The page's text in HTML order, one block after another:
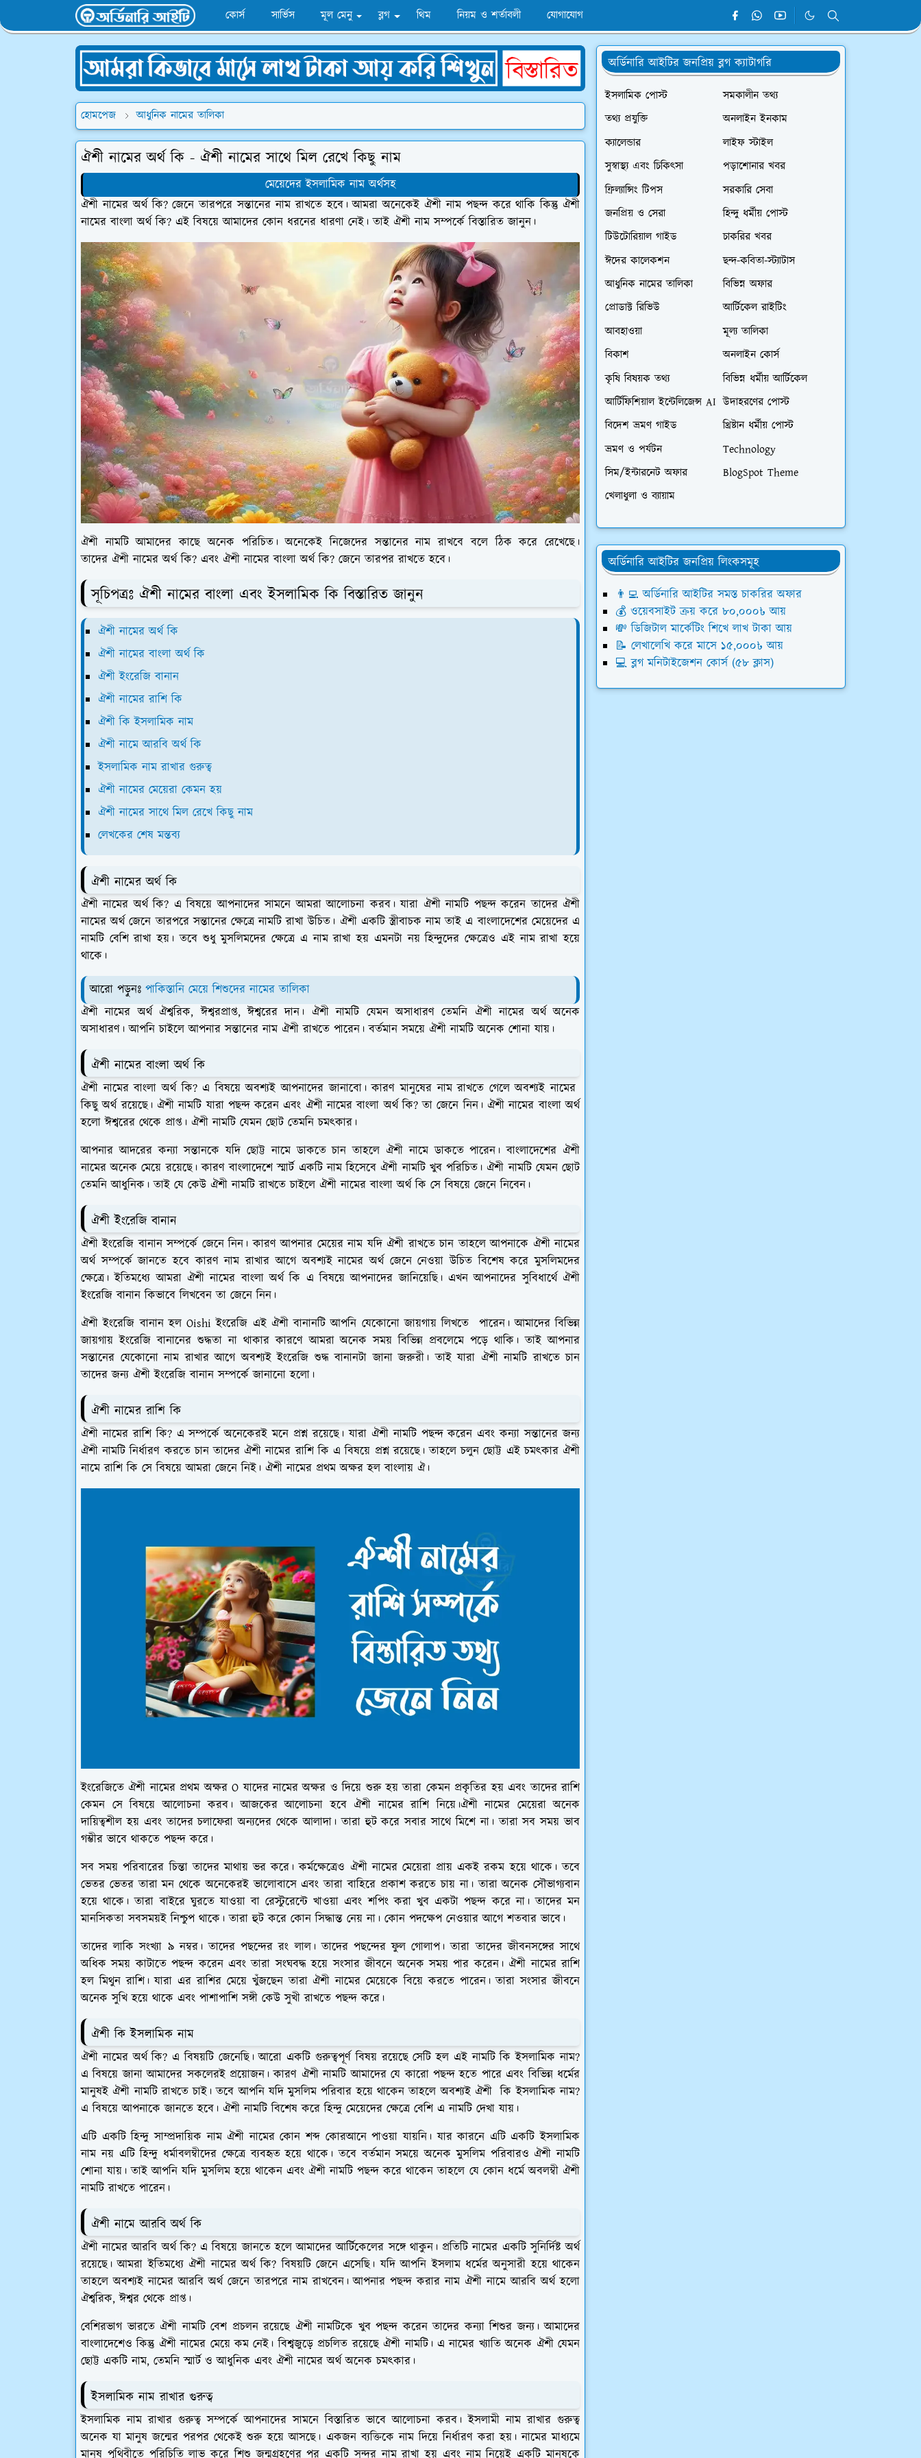
কোর্স সার্ভিস মূল মেনু ব্লগ থিম নিয়ম ও শর্তাবলী যোগাযোগ
হোমপেজ আধুনিক নামের তালিকা
ঐশী নামের অর্থ কি - ঐশী নামের সাথে মিল রেখে কিছু নাম
মেয়েদের ইসলামিক নাম অর্থসহ
ঐশী নামের অর্থ কি? জেনে তারপরে সন্তানের নাম রাখতে হবে। আমরা অনেকেই ঐশী নাম পছন্দ করে থাকি কিন্তু ঐশী
নামের বাংলা অর্থ কি? এই বিষয়ে আমাদের কোন ধরনের ধারণা নেই। তাই ঐশী নাম সম্পর্কে বিস্তারিত জানুন।
ঐশী নামটি আমাদের কাছে অনেক পরিচিত। অনেকেই নিজেদের সন্তানের নাম রাখবে বলে ঠিক করে রেখেছে।
তাদের ঐশী নামের অর্থ কি? এবং ঐশী নামের বাংলা অর্থ কি? জেনে তারপর রাখতে হবে।
সূচিপত্রঃ ঐশী নামের বাংলা এবং ইসলামিক কি বিস্তারিত জানুন
ঐশী নামের অর্থ কি
ঐশী নামের বাংলা অর্থ কি
ঐশী ইংরেজি বানান
ঐশী নামের রাশি কি
ঐশী কি ইসলামিক নাম
ঐশী নামে আরবি অর্থ কি
ইসলামিক নাম রাখার গুরুত্ব
ঐশী নামের মেয়েরা কেমন হয়
ঐশী নামের সাথে মিল রেখে কিছু নাম
লেখকের শেষ মন্তব্য
ঐশী নামের অর্থ কি
ঐশী নামের অর্থ কি? এ বিষয়ে আপনাদের সামনে আমরা আলোচনা করব। যারা ঐশী নামটি পছন্দ করেন তাদের ঐশী
নামের অর্থ জেনে তারপরে সন্তানের ক্ষেত্রে নামটি রাখা উচিত। ঐশী একটি স্ত্রীবাচক নাম তাই এ বাংলাদেশের মেয়েদের এ
নামটি বেশি রাখা হয়। তবে শুধু মুসলিমদের ক্ষেত্রে এ নাম রাখা হয় এমনটা নয় হিন্দুদের ক্ষেত্রেও এই নাম রাখা হয়ে
থাকে।
আরো পড়ুনঃ পাকিস্তানি মেয়ে শিশুদের নামের তালিকা
ঐশী নামের অর্থ ঐশ্বরিক, ঈশ্বরপ্রাপ্ত, ঈশ্বরের দান । ঐশী নামটি যেমন অসাধারণ তেমনি ঐশী নামের অর্থ অনেক
অসাধারণ। আপনি চাইলে আপনার সন্তানের নাম ঐশী রাখতে পারেন। বর্তমান সময়ে ঐশী নামটি অনেক শোনা যায়।
ঐশী নামের বাংলা অর্থ কি
ঐশী নামের বাংলা অর্থ কি? এ বিষয়ে অবশ্যই আপনাদের জানাবো। কারণ মানুষের নাম রাখতে গেলে অবশ্যই নামের
কিছু অর্থ রয়েছে। ঐশী নামটি যারা পছন্দ করেন এবং ঐশী নামের বাংলা অর্থ কি? তা জেনে নিন।ঐশী নামের বাংলা অর্থ
হলো ঈশ্বরের থেকে প্রাপ্ত । ঐশী নামটি যেমন ছোট তেমনি চমৎকার।
আপনার আদরের কন্যা সন্তানকে যদি ছোট্ট নামে ডাকতে চান তাহলে ঐশী নামে ডাকতে পারেন। বাংলাদেশের ঐশী
নামের অনেক মেয়ে রয়েছে। কারণ বাংলাদেশে স্মার্ট একটি নাম হিসেবে ঐশী নামটি খুব পরিচিত। ঐশী নামটি যেমন ছোট
তেমনি আধুনিক। তাই যে কেউ ঐশী নামটি রাখতে চাইলে ঐশী নামের বাংলা অর্থ কি সে বিষয়ে জেনে নিবেন।
ঐশী ইংরেজি বানান
ঐশী ইংরেজি বানান সম্পর্কে জেনে নিন। কারণ আপনার মেয়ের নাম যদি ঐশী রাখতে চান তাহলে আপনাকে ঐশী নামের
অর্থ সম্পর্কে জানতে হবে কারণ নাম রাখার আগে অবশ্যই নামের অর্থ জেনে নেওয়া উচিত বিশেষ করে মুসলিমদের
ক্ষেত্রে। ইতিমধ্যে আমরা ঐশী নামের বাংলা অর্থ কি এ বিষয়ে আপনাদের জানিয়েছি। এখন আপনাদের সুবিধার্থে ঐশী
ইংরেজি বানান কিভাবে লিখবেন তা জেনে নিন।
ঐশী ইংরেজি বানান হল Oishi ইংরেজি এই ঐশী বানানটি আপনি যেকোনো জায়গায় লিখতে পারেন। আমাদের বিভিন্ন
জায়গায় ইংরেজি বানানের শুদ্ধতা না থাকার কারণে আমরা অনেক সময় বিভিন্ন প্রবলেমে পড়ে থাকি। তাই আপনার
সন্তানের যেকোনো নাম রাখার আগে অবশ্যই ইংরেজি শুদ্ধ বানানটা জানা জরুরী। তাই যারা ঐশী নামটি রাখতে চান
তাদের জন্য ঐশী ইংরেজি বানান সম্পর্কে জানানো হলো।
ঐশী নামের রাশি কি
ঐশী নামের রাশি কি? এ সম্পর্কে অনেকেরই মনে প্রশ্ন রয়েছে। যারা ঐশী নামটি পছন্দ করেন এবং কন্যা সন্তানের জন্য
ঐশী নামটি নির্ধারণ করতে চান তাদের ঐশী নামের রাশি কি এ বিষয়ে প্রশ্ন রয়েছে। তাহলে চলুন ছোট্ট এই চমৎকার ঐশী
নামে রাশি কি সে বিষয়ে আমরা জেনে নিই। ঐশী নামের প্রথম অক্ষর হল বাংলায় ঐ।
ইংরেজিতে ঐশী নামের প্রথম অক্ষর O যাদের নামের অক্ষর ও দিয়ে শুরু হয় তারা কেমন প্রকৃতির হয় এবং তাদের রাশি
কেমন সে বিষয়ে আলোচনা করব। আজকের আলোচনা হবে ঐশী নামের রাশি নিয়ে।ঐশী নামের মেয়েরা অনেক
দায়িত্বশীল হয় এবং তাদের চলাফেরা অন্যদের থেকে আলাদা। তারা হুট করে সবার সাথে মিশে না। তারা সব সময় ভাব
গম্ভীর ভাবে থাকতে পছন্দ করে।
সব সময় পরিবারের চিন্তা তাদের মাথায় ভর করে। কর্মক্ষেত্রেও ঐশী নামের মেয়েরা প্রায় একই রকম হয়ে থাকে। তবে
ভেতর ভেতর তারা মন থেকে অনেকেরই ভালোবাসে এবং তারা বাহিরে প্রকাশ করতে চায় না। তারা অনেক সৌভাগ্যবান
হয়ে থাকে। তারা বাইরে ঘুরতে যাওয়া বা রেস্টুরেন্টে খাওয়া এবং শপিং করা খুব একটা পছন্দ করে না। তাদের মন
মানসিকতা সবসময়ই নিশ্চুপ থাকে। তারা হুট করে কোন সিদ্ধান্ত নেয় না। কোন পদক্ষেপ নেওয়ার আগে শতবার ভাবে।
তাদের লাকি সংখ্যা ৯ নম্বর। তাদের পছন্দের রং লাল। তাদের পছন্দের ফুল গোলাপ। তারা তাদের জীবনসঙ্গের সাথে
অধিক সময় কাটাতে পছন্দ করেন এবং তারা সংঘবদ্ধ হয়ে সংসার জীবনে অনেক সময় পার করেন। ঐশী নামের রাশি
হল মিথুন রাশি। যারা এর রাশির মেয়ে খুঁজছেন তারা ঐশী নামের মেয়েকে বিয়ে করতে পারেন। তারা সংসার জীবনে
অনেক সুখি হয়ে থাকে এবং পাশাপাশি সঙ্গী কেউ সুখী রাখতে পছন্দ করে।
ঐশী কি ইসলামিক নাম
ঐশী নামের অর্থ কি? এ বিষয়টি জেনেছি। আরো একটি গুরুত্বপূর্ণ বিষয় রয়েছে সেটি হল এই নামটি কি ইসলামিক নাম?
এ বিষয়ে জানা আমাদের সকলেরই প্রয়োজন। কারণ ঐশী নামটি আমাদের যে কারো পছন্দ হতে পারে এবং বিভিন্ন ধর্মের
মানুষই ঐশী নামটি রাখতে চাই। তবে আপনি যদি মুসলিম পরিবার হয়ে থাকেন তাহলে অবশ্যই ঐশী কি ইসলামিক নাম?
এ বিষয়ে আপনাকে জানতে হবে। ঐশী নামটি বিশেষ করে হিন্দু মেয়েদের ক্ষেত্রে বেশি এ নামটি দেখা যায়।
এটি একটি হিন্দু সাম্প্রদায়িক নাম ঐশী নামের কোন শব্দ কোরআনে পাওয়া যায়নি। যার কারনে এটি একটি ইসলামিক
নাম নয় এটি হিন্দু ধর্মাবলম্বীদের ক্ষেত্রে ব্যবহৃত হয়ে থাকে। তবে বর্তমান সময়ে অনেক মুসলিম পরিবারও ঐশী নামটি
শোনা যায়। তাই আপনি যদি মুসলিম হয়ে থাকেন এবং ঐশী নামটি পছন্দ করে থাকেন তাহলে যে কোন ধর্মে অবলম্বী ঐশী
নামটি রাখতে পারেন।
ঐশী নামে আরবি অর্থ কি
ঐশী নামের আরবি অর্থ কি? এ বিষয়ে জানতে হলে আমাদের আর্টিকেলের সঙ্গে থাকুন। প্রতিটি নামের একটি সুনির্দিষ্ট অর্থ
রয়েছে। আমরা ইতিমধ্যে ঐশী নামের অর্থ কি? বিষয়টি জেনে এসেছি। যদি আপনি ইসলাম ধর্মের অনুসারী হয়ে থাকেন
তাহলে অবশ্যই নামের আরবি অর্থ জেনে তারপরে নাম রাখবেন। আপনার পছন্দ করার নামঐশী নামে আরবি অর্থ হলো
ঐশ্বরিক, ঈশ্বর থেকে প্রাপ্ত ।
বেশিরভাগ ভারতে ঐশী নামটি বেশ প্রচলন রয়েছে ঐশী নামটিকে খুব পছন্দ করেন তাদের কন্যা শিশুর জন্য। আমাদের
বাংলাদেশেও কিন্তু ঐশী নামের মেয়ে কম নেই। বিশ্বজুড়ে প্রচলিত রয়েছে ঐশী নামটি। এ নামের খ্যাতি অনেক ঐশী যেমন
ছোট্ট একটি নাম, তেমনি স্মার্ট ও আধুনিক এবং ঐশী নামের অর্থ অনেক চমৎকার।
ইসলামিক নাম রাখার গুরুত্ব
ইসলামিক নাম রাখার গুরুত্ব সম্পর্কে আপনাদের সামনে বিস্তারিত ভাবে আলোচনা করব। ইসলামী নাম রাখার গুরুত্ব
অনেক যা মানুষ জন্মের পরপর থেকেই শুরু হয়ে আসছে। একজন ব্যক্তিকে নাম দিয়ে নির্ধারণ করা হয়। নামের মাধ্যমে
মানুষ পৃথিবীতে পরিচিতি লাভ করে শিশু জন্মগ্রহণের পর একটি সুন্দর নাম রাখা হয় এবং নাম নিয়েই একটি মানুষকে
অর্ডিনারি আইটির জনপ্রিয় ব্লগ ক্যাটাগরি
ইসলামিক পোস্ট
সমকালীন তথ্য
তথ্য প্রযুক্তি
অনলাইন ইনকাম
ক্যালেন্ডার
লাইফ স্টাইল
সুস্বাস্থ্য এবং চিকিৎসা
পড়াশোনার খবর
ফ্রিল্যান্সিং টিপস
সরকারি সেবা
জনপ্রিয় ও সেরা
হিন্দু ধর্মীয় পোস্ট
টিউটোরিয়াল গাইড
চাকরির খবর
ঈদের কালেকশন
ছন্দ-কবিতা-স্ট্যাটাস
আধুনিক নামের তালিকা
বিভিন্ন অফার
প্রোডাক্ট রিভিউ
আর্টিকেল রাইটিং
আবহাওয়া
মূল্য তালিকা
বিকাশ
অনলাইন কোর্স
কৃষি বিষয়ক তথ্য
বিভিন্ন ধর্মীয় আর্টিকেল
আর্টিফিশিয়াল ইন্টেলিজেন্স AI উদাহরণের পোস্ট
বিদেশ ভ্রমণ গাইড
খ্রিষ্টান ধর্মীয় পোস্ট
ভ্রমণ ও পর্যটন
Technology
সিম/ইন্টারনেট অফার
BlogSpot Theme
খেলাধুলা ও ব্যায়াম
অর্ডিনারি আইটির জনপ্রিয় লিংকসমূহ
👨‍💻 অর্ডিনারি আইটির সমস্ত চাকরির অফার
💰 ওয়েবসাইট ক্রয় করে ৮০,০০০৳ আয়
💸 ডিজিটাল মার্কেটিং শিখে লাখ টাকা আয়
📝 লেখালেখি করে মাসে ১৫,০০০৳ আয়
💻 ব্লগ মনিটাইজেশন কোর্স (৫৮ ক্লাস)